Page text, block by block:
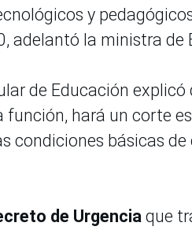
y
adelantó la ministra de
de Educación explicó
hará un corte
condiciones básicas
de Urgencia que